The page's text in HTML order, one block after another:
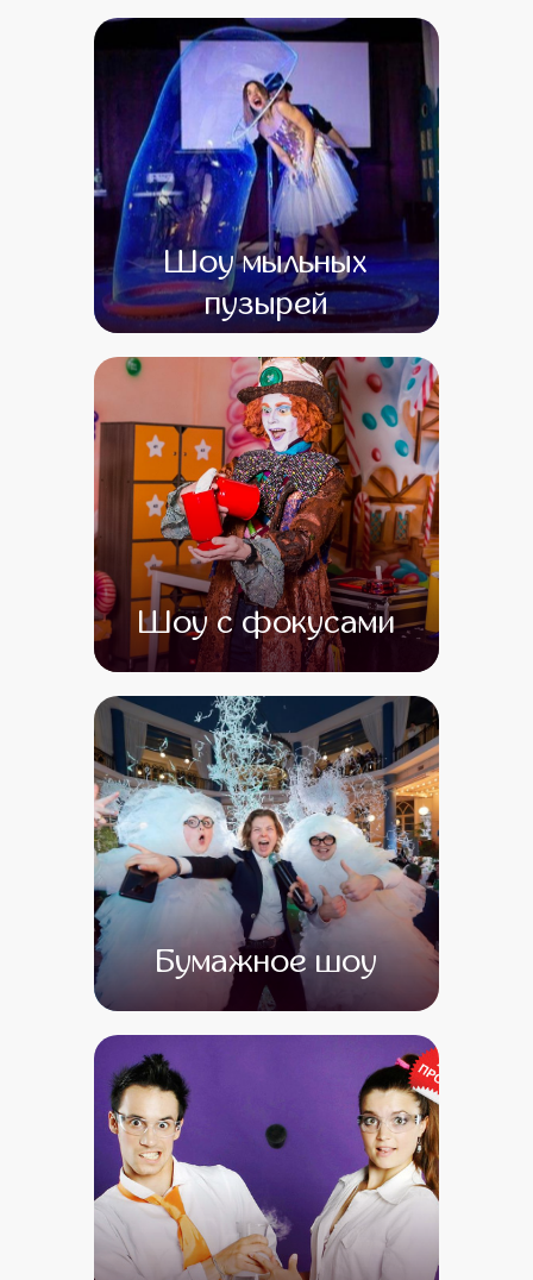
от 16 500 от 1
Шоу мыльных
пузырей
от 0 от 0
Шоу с фокусами
от 0 от 0
Бумажное шоу
от 0 от 0